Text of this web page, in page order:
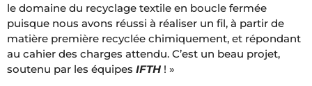
le domaine du recyclage textile en boucle fermée
puisque nous avons réussi à réaliser un fil, à partir de
matière première recyclée chimiquement, et répondant
au cahier des charges attendu. C’est un beau projet,
soutenu par les équipes IFTH ! »